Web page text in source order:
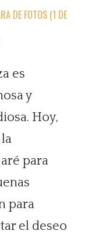
DE FOTOS (1 DE
es
y
Hoy,
para
para
el deseo